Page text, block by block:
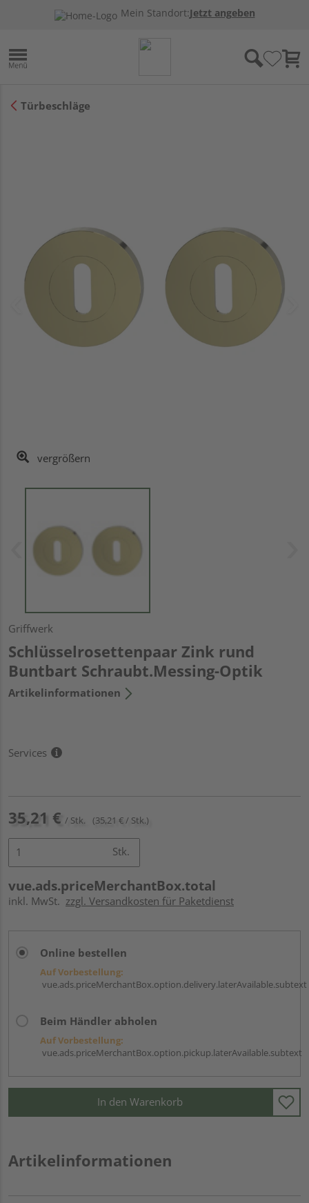
Mein Standort:Jetzt angeben
Türbeschläge
vergrößern
Griffwerk
Schlüsselrosettenpaar Zink rund
Buntbart Schraubt.Messing-Optik
Artikelinformationen
Services
35,21 € / Stk. (35,21 € / Stk.)
Stk.
vue.ads.priceMerchantBox.total
inkl. MwSt. zzgl. Versandkosten für Paketdienst
Online bestellen
Auf Vorbestellung:
vue.ads.priceMerchantBox.option.delivery.laterAvailable.subtext
Beim Händler abholen
Auf Vorbestellung:
vue.ads.priceMerchantBox.option.pickup.laterAvailable.subtext
In den Warenkorb
Artikelinformationen